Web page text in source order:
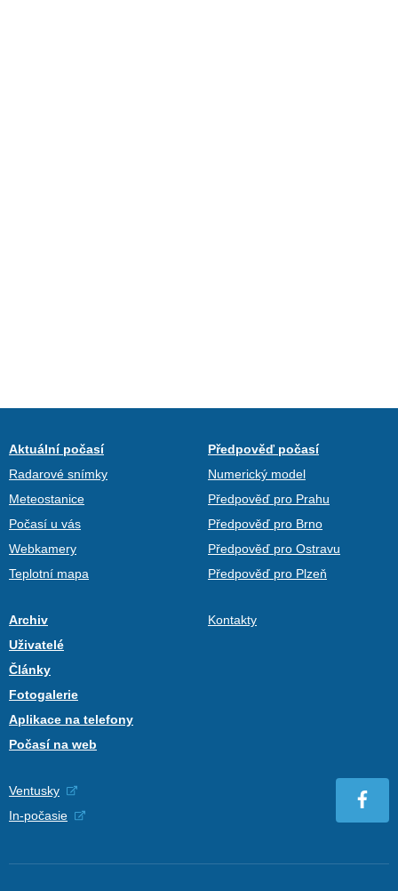
Aktuální počasí
Radarové snímky
Meteostanice
Počasí u vás
Webkamery
Teplotní mapa
Předpověď počasí
Numerický model
Předpověď pro Prahu
Předpověď pro Brno
Předpověď pro Ostravu
Předpověď pro Plzeň
Archiv
Uživatelé
Články
Fotogalerie
Aplikace na telefony
Počasí na web
Kontakty
Ventusky
In-počasie